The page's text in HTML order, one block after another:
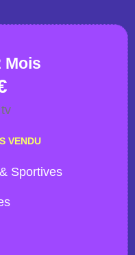
Mois
VENDU
Sportives